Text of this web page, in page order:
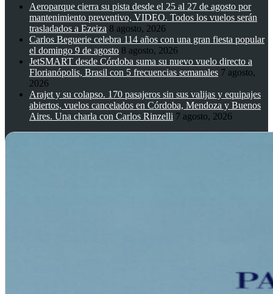
Aeroparque cierra su pista desde el 25 al 27 de agosto por
mantenimiento preventivo, VIDEO. Todos los vuelos serán
trasladados a Ezeiza 8 agosto, 2026
Carlos Beguerie celebra 114 años con una gran fiesta popular
el domingo 9 de agosto 8 agosto, 2026
JetSMART desde Córdoba suma su nuevo vuelo directo a
Florianópolis, Brasil con 5 frecuencias semanales 7 agosto,
2026
Arajet y su colapso. 170 pasajeros sin sus valijas y equipajes
abiertos, vuelos cancelados en Córdoba, Mendoza y Buenos
Aires. Una charla con Carlos Rinzelli 7 agosto, 2026